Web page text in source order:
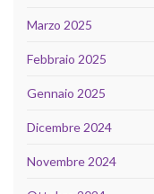
Marzo 2025
Febbraio 2025
Gennaio 2025
Dicembre 2024
Novembre 2024